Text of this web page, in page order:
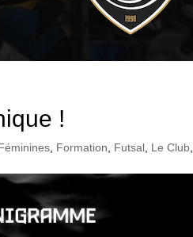
!
, Formation, Futsal, Le Club,